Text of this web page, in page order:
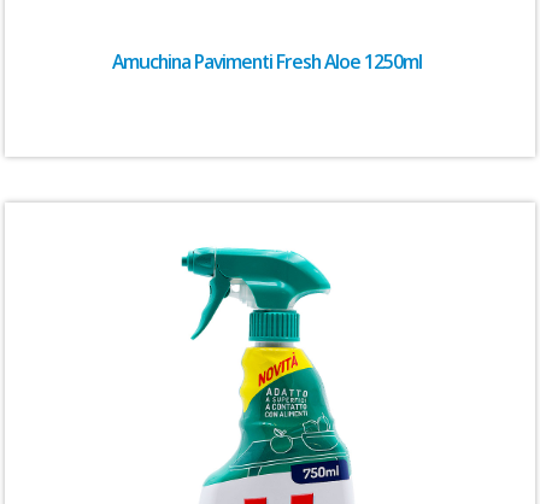
Amuchina Pavimenti Fresh Aloe 1250ml